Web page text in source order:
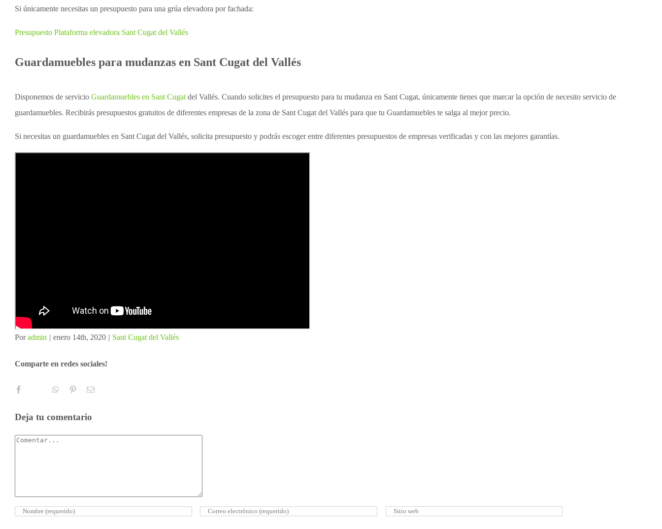
Si únicamente necesitas un presupuesto para una grúa elevadora por fachada:
Presupuesto Plataforma elevadora Sant Cugat del Vallés
Guardamuebles para mudanzas en Sant Cugat del Vallés
Disponemos de servicio Guardamuebles en Sant Cugat del Vallés. Cuando solicites el presupuesto para tu mudanza en Sant Cugat, únicamente tienes que marcar la opción de necesito servicio de
guardamuebles. Recibirás presupuestos gratuitos de diferentes empresas de la zona de Sant Cugat del Vallés para que tu Guardamuebles te salga al mejor precio.
Si necesitas un guardamuebles en Sant Cugat del Vallés, solicita presupuesto y podrás escoger entre diferentes presupuestos de empresas verificadas y con las mejores garantías.
Poradmin | enero 14th, 2020 | Sant Cugat del Vallés
Comparte en redes sociales!
Deja tu comentario